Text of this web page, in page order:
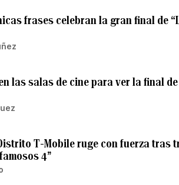
frases celebran la gran final de
las salas de cine para ver la final
T-Mobile ruge con fuerza tras
4”